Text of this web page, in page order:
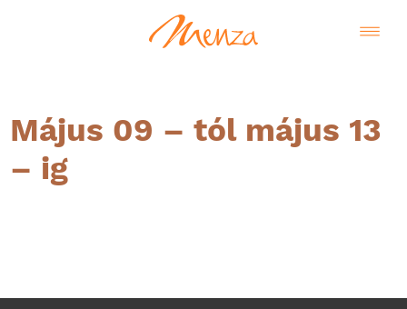
Május 09 – tól május 13
– ig